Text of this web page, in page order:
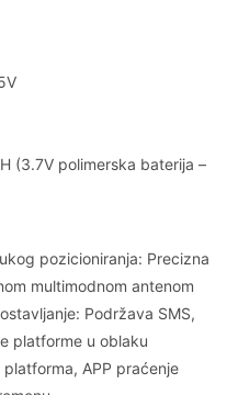
(3.7V polimerska baterija –
pozicioniranja: Precizna
multimodnom antenom
Podržava SMS,
platforme u oblaku
APP praćenje